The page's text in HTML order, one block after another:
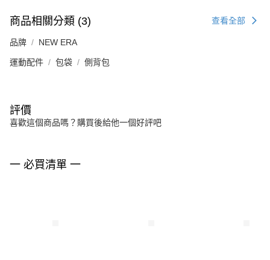
商品相關分類 (3) 查看全部
品牌 NEW ERA
運動配件 包袋 側背包
評價
喜歡這個商品嗎？購買後給他一個好評吧
一 必買清單 一